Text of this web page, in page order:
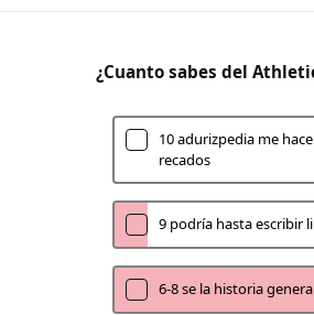
¿Cuanto sabes del
10 adurizpedia me
recados
9 podría hasta escribir
6-8 se la historia